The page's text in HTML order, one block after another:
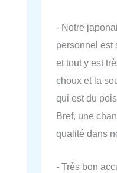
- Notre
personnel est
et tout y est
choux et la
qui est du
Bref, une
qualité dans
- Très bon